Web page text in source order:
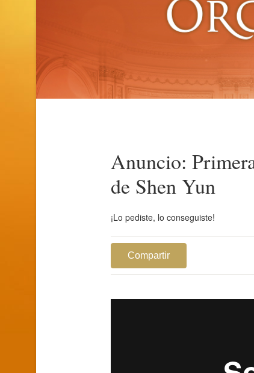
Anuncio:
de Shen Yun
¡Lo pediste, lo conseguiste!
Compartir